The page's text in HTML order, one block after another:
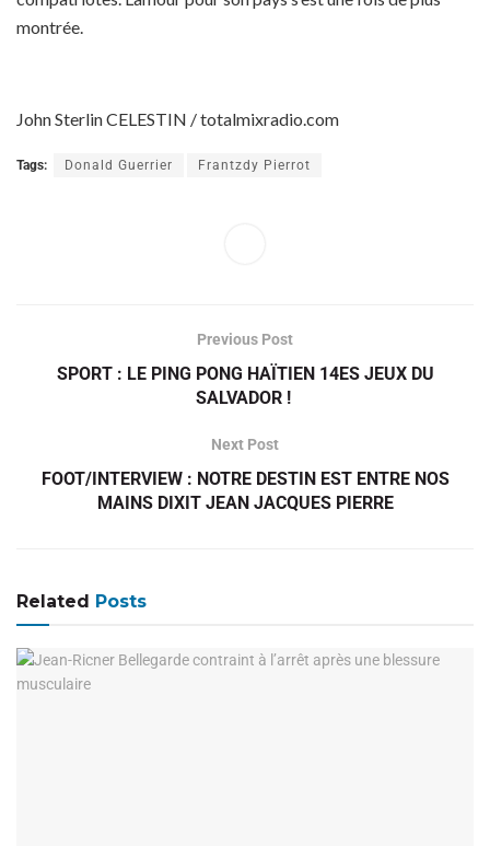
montrée.
John Sterlin CELESTIN / totalmixradio.com
Tags: Donald Guerrier Frantzdy Pierrot
Previous Post
SPORT : LE PING PONG HAÏTIEN 14ES JEUX DU
SALVADOR !
Next Post
FOOT/INTERVIEW : NOTRE DESTIN EST ENTRE NOS
MAINS DIXIT JEAN JACQUES PIERRE
Related Posts